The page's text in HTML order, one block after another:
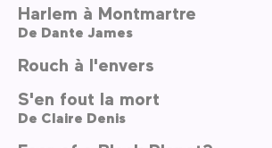
Harlem à Montmartre
De Dante James
Rouch à l'envers
S'en fout la mort
De Claire Denis